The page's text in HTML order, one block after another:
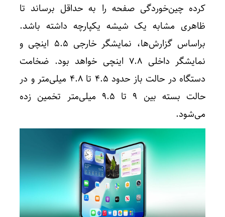
کرده چین‌خوردگی صفحه را به حداقل برساند تا
ظاهری مشابه یک شیشه یکپارچه داشته باشد.
براساس گزارش‌ها، نمایشگر خارجی ۵.۵ اینچی و
نمایشگر داخلی ۷.۸ اینچی خواهد بود. ضخامت
دستگاه در حالت باز حدود ۴.۵ تا ۴.۸ میلی‌متر و در
حالت بسته بین ۹ تا ۹.۵ میلی‌متر تخمین زده
می‌شود.